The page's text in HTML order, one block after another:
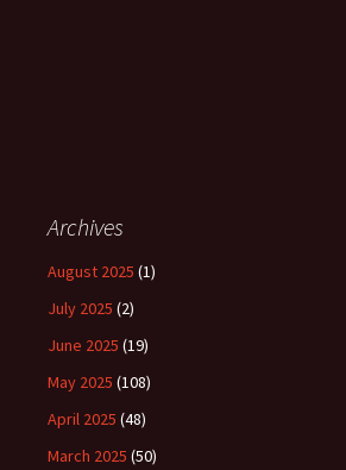
Archives
August 2025 (1)
July 2025 (2)
June 2025 (19)
May 2025 (108)
April 2025 (48)
March 2025 (50)